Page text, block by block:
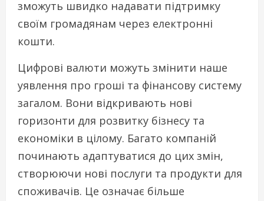
зможуть швидко надавати підтримку
своїм громадянам через електронні
кошти.
Цифрові валюти можуть змінити наше
уявлення про гроші та фінансову систему
загалом. Вони відкривають нові
горизонти для розвитку бізнесу та
економіки в цілому. Багато компаній
починають адаптуватися до цих змін,
створюючи нові послуги та продукти для
споживачів. Це означає більше